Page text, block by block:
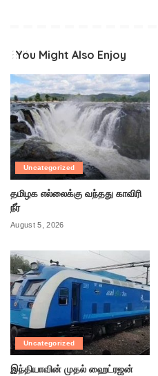
You Might Also Enjoy
Uncategorized
தமிழக எல்லைக்கு வந்தது காவிரி
நீர்
August 5, 2026
Uncategorized
இந்தியாவின் முதல் ஹைட்ரஜன்